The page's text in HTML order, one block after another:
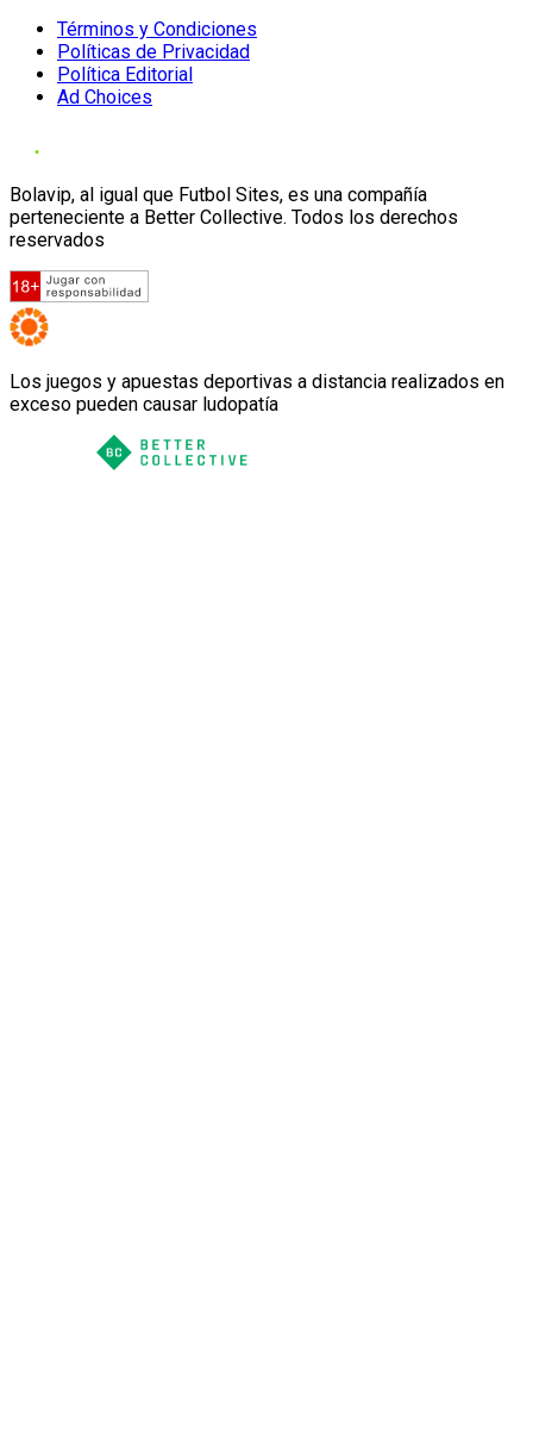
Términos y Condiciones
Políticas de Privacidad
Política Editorial
Ad Choices
Bolavip, al igual que Futbol Sites, es una compañía
perteneciente a Better Collective. Todos los derechos
reservados
Los juegos y apuestas deportivas a distancia realizados en
exceso pueden causar ludopatía